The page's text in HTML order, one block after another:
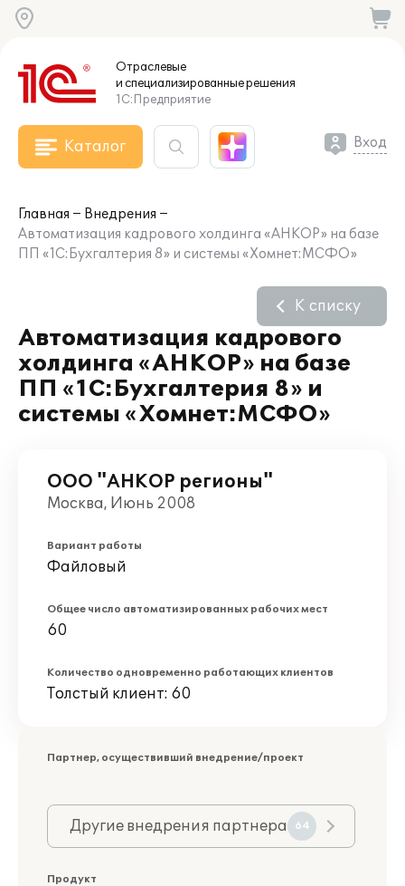
Отраслевые
и специализированныерешения
1С:Предприятие
Каталог Вход
Главная
Внедрения
Автоматизация кадрового холдинга «АНКОР» на базе
ПП «1С:Бухгалтерия 8» и системы «Хомнет:МСФО»
Автоматизация кадрового
холдинга «АНКОР» на базе
ПП «1С:Бухгалтерия 8» и
системы «Хомнет:МСФО»
К списку
ООО "АНКОР регионы"
Москва, Июнь 2008
Вариант работы
Файловый
Общее число автоматизированных рабочих мест
60
Количество одновременно работающих клиентов
Толстый клиент: 60
Партнер, осуществивший внедрение/проект
Другие внедрения партнера 64
Продукт